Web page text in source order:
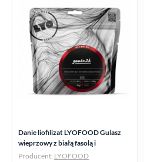
Danie liofilizat LYOFOOD Gulasz
wieprzowy z białą fasolą i
ziemniakami 500 g
Producent: LYOFOOD